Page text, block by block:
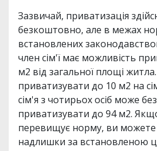
Зазвичай, приватизація
безкоштовно, але в межах
встановлених
член сім'ї має можливість
м2 від загальної площі
приватизувати до 10 м2 на
сім'я з чотирьох осіб може
приватизувати до 94 м2.
перевищує норму, ви
надлишки за встановленою